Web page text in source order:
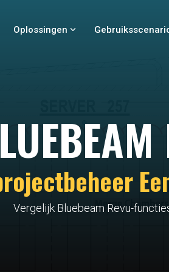
Oplossingen
Vergelijk Bluebeam Revu-